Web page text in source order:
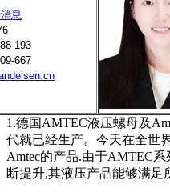
193
667
1.德国AMTEC液压螺母及
代就已经生产。今天在全世
Amtec的产品.由于AMTEC
断提升,其液压产品能够满足